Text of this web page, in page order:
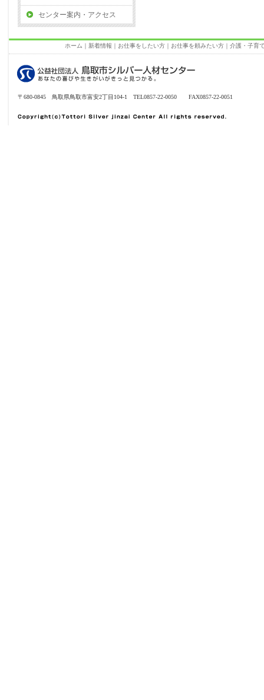
センター案内・アクセス
ホーム ｜ 新着情報 ｜ お仕事をしたい方 ｜ お仕事を頼みたい方 ｜ 介護・子育
〒680-0845 鳥取県鳥取市富安2丁目104-1 TEL0857-22-0050 FAX0857-22-0051